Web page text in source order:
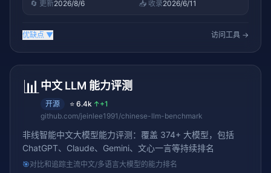
🔄 更新2026/8/6 📥 收录2026/6/11
优缺点 ▼ 访问工具 →
📊 中文 LLM 能力评测
开源 ⭐ 6.4k ↑+1
github.com/jeinlee1991/chinese-llm-benchmark
非线智能中文大模型能力评测：覆盖 374+ 大模型，包括
ChatGPT、Claude、Gemini、文心一言等持续排名
🎯对比和追踪主流中文/多语言大模型的能力排名